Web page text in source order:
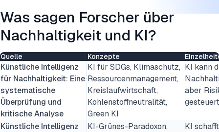
Was sagen Forscher über
Nachhaltigkeit und KI?
Quelle Konzepte
Künstliche Intelligenz
für Nachhaltigkeit: Eine
systematische
Überprüfung und
kritische Analyse
KI für SDGs, Klimaschutz,
Ressourcenmanagement,
Kreislaufwirtschaft,
Kohlenstoffneutralität,
Green KI
KI kann
aber
Künstliche Intelligenz
KI-Grünes-Paradoxon,
KI